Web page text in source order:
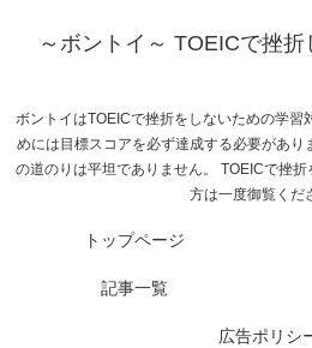
～ボントイ～ TOEICで挫
ボントイはTOEICで挫折をしないための学習
めには目標スコアを必ず達成する必要があ
の道のりは平坦でありません。 TOEICで挫
方は一度御覧くだ
トップページ
記事一覧
広告ポリシ